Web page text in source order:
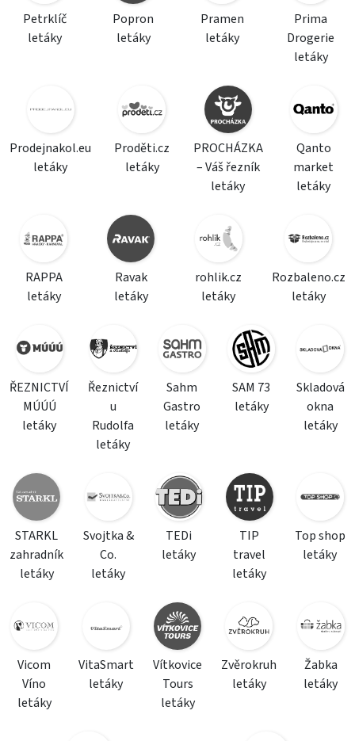
Petrklíč
letáky
Popron
letáky
Pramen
letáky
Prima
Drogerie
letáky
Prodejnakol.eu
letáky
Proděti.cz
letáky
PROCHÁZKA
– Váš řezník
letáky
Qanto
market
letáky
RAPPA
letáky
Ravak
letáky
rohlik.cz
letáky
Rozbaleno.cz
letáky
ŘEZNICTVÍ
MÚÚÚ
letáky
Řeznictví
u
Rudolfa
letáky
Sahm
Gastro
letáky
SAM 73
letáky
Skladová
okna
letáky
STARKL
zahradník
letáky
Svojtka &
Co.
letáky
TEDi
letáky
TIP
travel
letáky
Top shop
letáky
Vicom
Víno
letáky
VitaSmart
letáky
Vítkovice
Tours
letáky
Zvěrokruh
letáky
Žabka
letáky